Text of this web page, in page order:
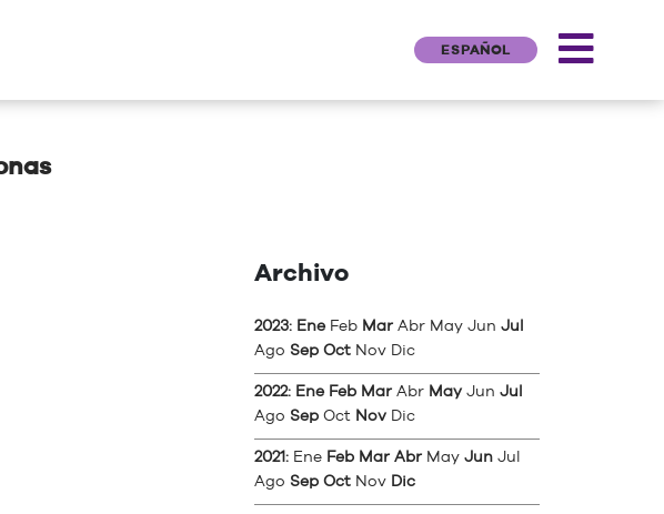
ESPAÑOL
Archivo
2023: Ene Feb Mar Abr May Jun Jul
Ago Sep Oct Nov Dic
2022: Ene Feb Mar Abr May Jun Jul
Ago Sep Oct Nov Dic
2021: Ene Feb Mar Abr May Jun Jul
Ago Sep Oct Nov Dic